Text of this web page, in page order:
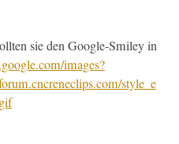
sie den Google-Smi­ley in
images?
style_e